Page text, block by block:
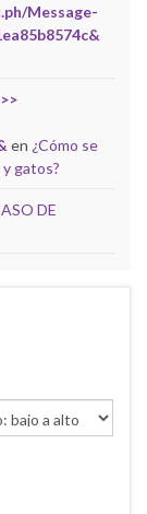
Message-
en ¿Cómo se
gatos?
DE